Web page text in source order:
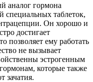
аналог гормона
специальных таблеток,
Он хорошо и
достигает
позволяет ему работать
не вызывает
эстрогенным
которые также
зачатия.